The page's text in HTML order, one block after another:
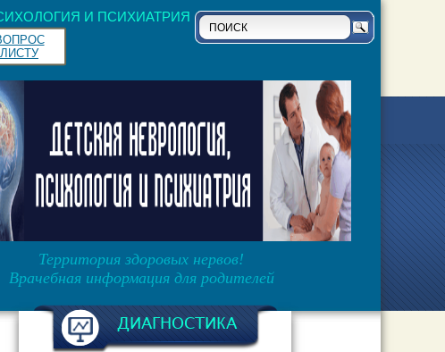
И ПСИХИАТРИЯ
Территория здоровых нервов!
Врачебная информация для родителей
ДИАГНОСТИКА